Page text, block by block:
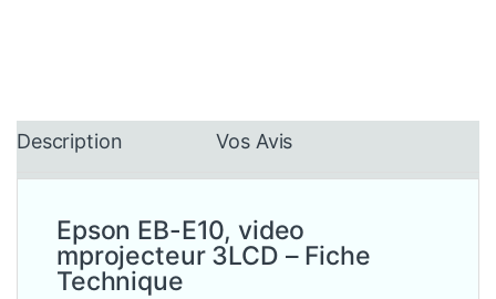
Description Vos Avis
Epson EB-E10, video
mprojecteur 3LCD – Fiche
Technique